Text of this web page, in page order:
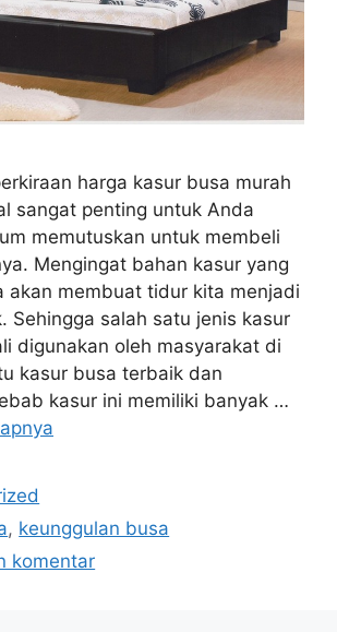
harga kasur busa murah
sangat penting untuk Anda
memutuskan untuk membeli
Mengingat bahan kasur yang
akan membuat tidur kita menjadi
Sehingga salah satu jenis kasur
digunakan oleh masyarakat di
kasur busa terbaik dan
kasur ini memiliki banyak …
, keunggulan busa
komentar